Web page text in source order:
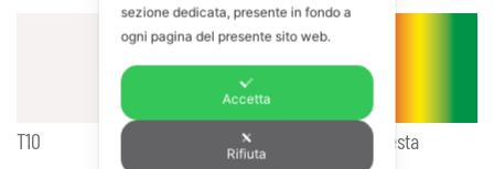
T10 Colorazioni a richiesta
sezione dedicata, presente in fondo a
ogni pagina del presente sito web.
Accetta
Rifiuta